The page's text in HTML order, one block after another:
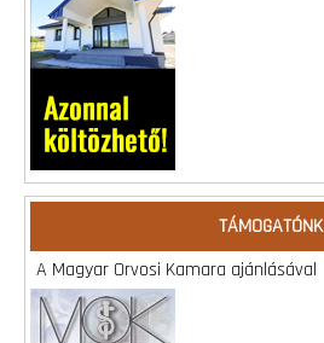
TÁMOGATÓNK
A Magyar Orvosi Kamara ajánlásával